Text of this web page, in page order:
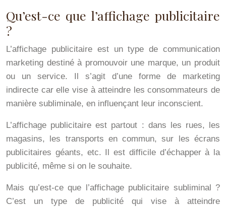
Qu’est-ce que l’affichage publicitaire
?
L’affichage publicitaire est un type de communication
marketing destiné à promouvoir une marque, un produit
ou un service. Il s’agit d’une forme de marketing
indirecte car elle vise à atteindre les consommateurs de
manière subliminale, en influençant leur inconscient.
L’affichage publicitaire est partout : dans les rues, les
magasins, les transports en commun, sur les écrans
publicitaires géants, etc. Il est difficile d’échapper à la
publicité, même si on le souhaite.
Mais qu’est-ce que l’affichage publicitaire subliminal ?
C’est un type de publicité qui vise à atteindre